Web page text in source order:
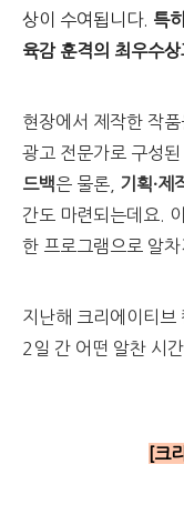
상이 수여됩니다. 특
육감 훈격의 최우수
현장에서 제작한 작품
광고 전문가로 구성된
드백은 물론, 기획·제
간도 마련되는데요.
한 프로그램으로 알
지난해 크리에이티
2일 간 어떤 알찬 시
[크